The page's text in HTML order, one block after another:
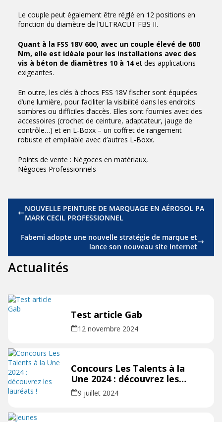
Le couple peut également être réglé en 12 positions en
fonction du diamètre de l’ULTRACUT FBS II.
Quant à la FSS 18V 600, avec un couple élevé de 600
Nm, elle est idéale pour les installations avec des
vis à béton de diamètres 10 à 14et des applications
exigeantes.
En outre, les clés à chocs FSS 18V fischer sont équipées
d’une lumière, pour faciliter la visibilité dans les endroits
sombres ou difficiles d’accès. Elles sont fournies avec des
accessoires (crochet de ceinture, adaptateur, jauge de
contrôle…) et en L-Boxx – un coffret de rangement
robuste et empilable avec d’autres L-Boxx.
Points de vente : Négoces en matériaux,
Négoces Professionnels
NOUVELLE PEINTURE DE MARQUAGE EN AÉROSOL PA
MARK CECIL PROFESSIONNEL
Fabemi adopte une nouvelle stratégie de marque et
lance son nouveau site Internet
Actualités
Test article Gab
12 novembre 2024
Concours Les Talents à la
Une 2024 : découvrez les
lauréats !
9 juillet 2024